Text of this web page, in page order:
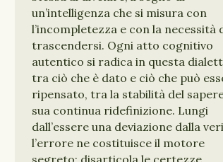
un’intelligenza che si misura con
l’incompletezza e con la necessità
trascendersi. Ogni atto cognitivo
autentico si radica in questa
tra ciò che è dato e ciò che può
ripensato, tra la stabilità del
sua continua ridefinizione. Lungi
dall’essere una deviazione dalla
l’errore ne costituisce il motore
segreto: disarticola le certezze